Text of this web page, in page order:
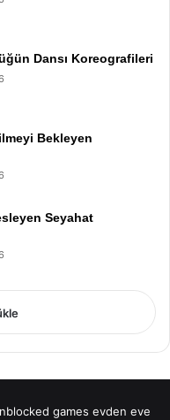
Dansı Koreografileri
Bekleyen
Seyahat
games evden eve